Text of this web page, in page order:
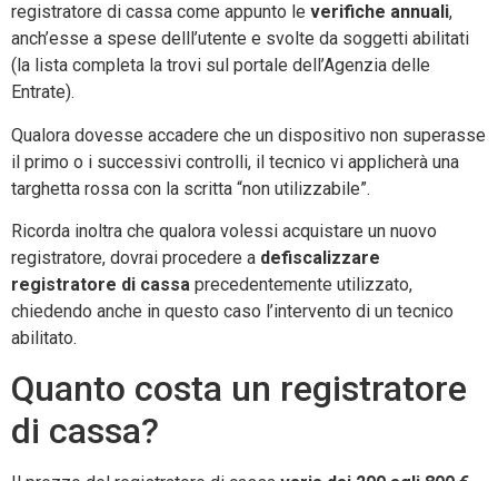
registratore di cassa come appunto le verifiche annuali,
anch’esse a spese delll’utente e svolte da soggetti abilitati
(la lista completa la trovi sul portale dell’Agenzia delle
Entrate).
Qualora dovesse accadere che un dispositivo non superasse
il primo o i successivi controlli, il tecnico vi applicherà una
targhetta rossa con la scritta “non utilizzabile”.
Ricorda inoltra che qualora volessi acquistare un nuovo
registratore, dovrai procedere a defiscalizzare
registratore di cassa precedentemente utilizzato,
chiedendo anche in questo caso l’intervento di un tecnico
abilitato.
Quanto costa un registratore
di cassa?